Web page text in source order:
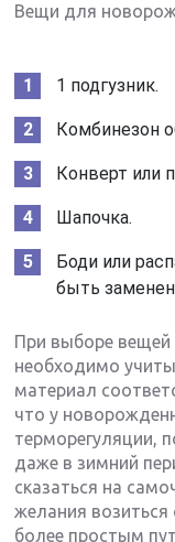
Вещи для
1 подгузник.
Комбинезон
Конверт или
Шапочка.
Боди или
быть
При выборе
необходимо
материал
что у
терморегуляции,
даже в зимний
сказаться на
желания
более простым